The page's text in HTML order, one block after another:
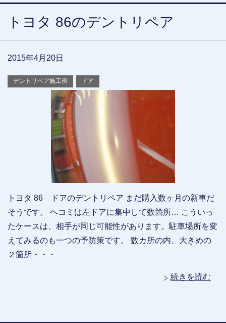
トヨタ 86のデントリペア
2015年4月20日
デントリペア施工例 ドア
トヨタ 86 ドアのデントリペア まだ購入数ヶ月の新車だ
そうです。 ヘコミは左ドアに集中して数箇所… こういっ
たケースは、相手が同じ可能性があります。駐車場所を変
えてみるのも一つの予防策です。 数カ所の内、大きめの
２箇所・・・
続きを読む